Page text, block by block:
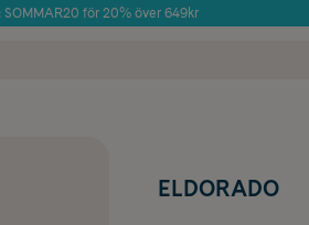
SOMMAR20 för 20% över 649kr
ELDORADO